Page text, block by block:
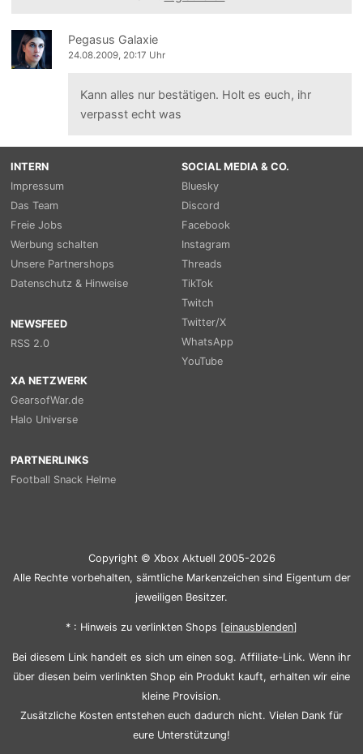
Pegasus Galaxie
24.08.2009, 20:17 Uhr
Kann alles nur bestätigen. Holt es euch, ihr
verpasst echt was
INTERN
Impressum
Das Team
Freie Jobs
Werbung schalten
Unsere Partnershops
Datenschutz & Hinweise
NEWSFEED
RSS 2.0
SOCIAL MEDIA & CO.
Bluesky
Discord
Facebook
Instagram
Threads
TikTok
Twitch
Twitter/X
WhatsApp
YouTube
XA NETZWERK
GearsofWar.de
Halo Universe
PARTNERLINKS
Football Snack Helme
Copyright © Xbox Aktuell 2005-2026
Alle Rechte vorbehalten, sämtliche Markenzeichen sind Eigentum der
jeweiligen Besitzer.
* : Hinweis zu verlinkten Shops [einausblenden]
Bei diesem Link handelt es sich um einen sog. Affiliate-Link. Wenn ihr
über diesen beim verlinkten Shop ein Produkt kauft, erhalten wir eine
kleine Provision.
Zusätzliche Kosten entstehen euch dadurch nicht. Vielen Dank für
eure Unterstützung!